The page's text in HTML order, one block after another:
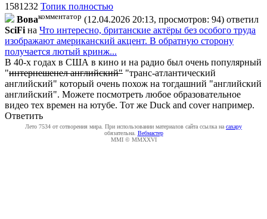
1581232 Топик полностью
Boвaкомментатор (12.04.2026 20:13, просмотров: 94) ответил
SciFi на Что интересно, британские актёры без особого труда
изображают американский акцент. В обратную сторону
получается лютый кринж...
В 40-х годах в США в кино и на радио был очень популярный
"интернешенел английский" "транс-атлантический
английский" который очень похож на тогдашний "английский
английский". Можете посмотреть любое образовательное
видео тех времен на ютубе. Тот же Duck and cover например.
Ответить
Лето 7534 от сотворения мира. При использовании материалов сайта ссылка на caxapу
обязательна. Вебмастер
MMI © MMXXVI